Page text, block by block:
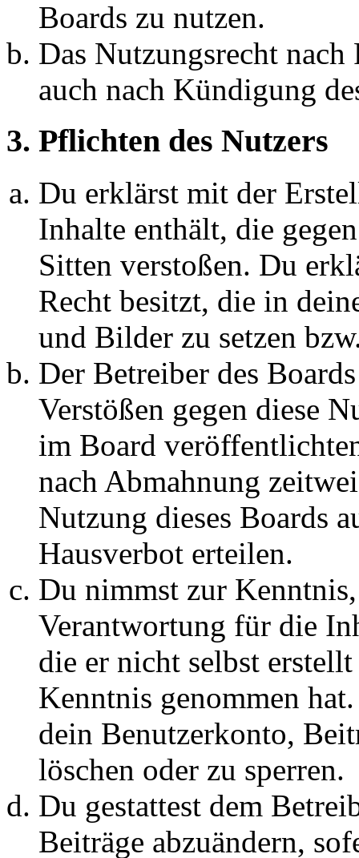
Boards zu nutzen.
Das Nutzungsrecht
auch nach Kündigung
3. Pflichten des Nutzers
Du erklärst mit der
Inhalte enthält, die
Sitten verstoßen. Du
Recht besitzt, die in
und Bilder zu setzen
Der Betreiber des
Verstößen gegen diese
im Board
nach Abmahnung
Nutzung dieses Boards
Hausverbot erteilen.
Du nimmst zur
Verantwortung für die
die er nicht selbst
Kenntnis genommen
dein Benutzerkonto,
löschen oder zu sperren.
Du gestattest dem
Beiträge abzuändern,